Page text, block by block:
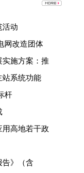
活动
网改造团体
施方案：推
站系统功能
杆
高地若干政
告》（含